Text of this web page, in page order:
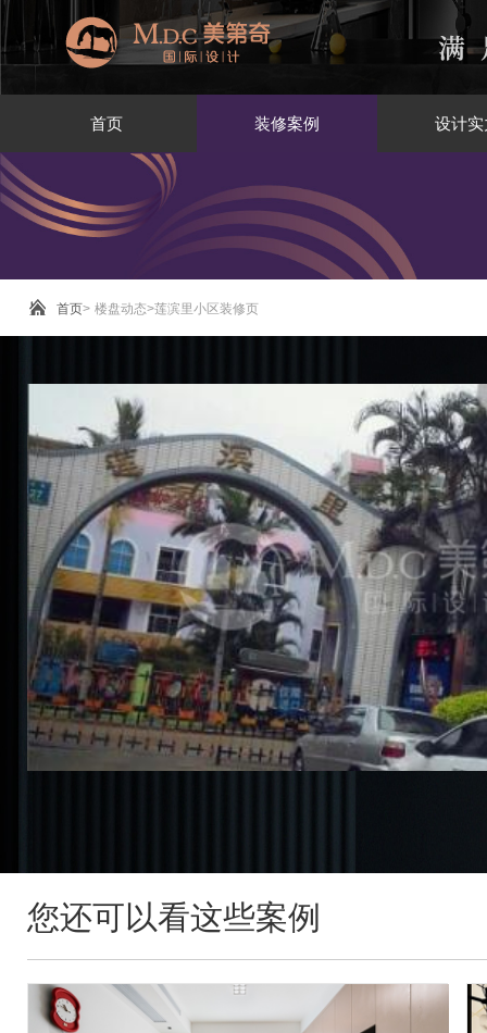
首页 装修案例 设计
首页> 楼盘动态>莲滨里小区装修页
您还可以看这些案例